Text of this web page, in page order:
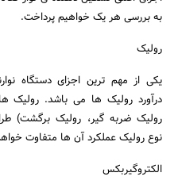
به بررسی هر یک خواهیم پرداخت.
رولیک
یکی از مهم ترین اجزای دستگاه
درآورد رولیک ها می باشد.
رولیک ضربه گیر، رولیک برگشت)
نوع رولیک عملکرد آن ها متفاوت
الکتروگیربکس